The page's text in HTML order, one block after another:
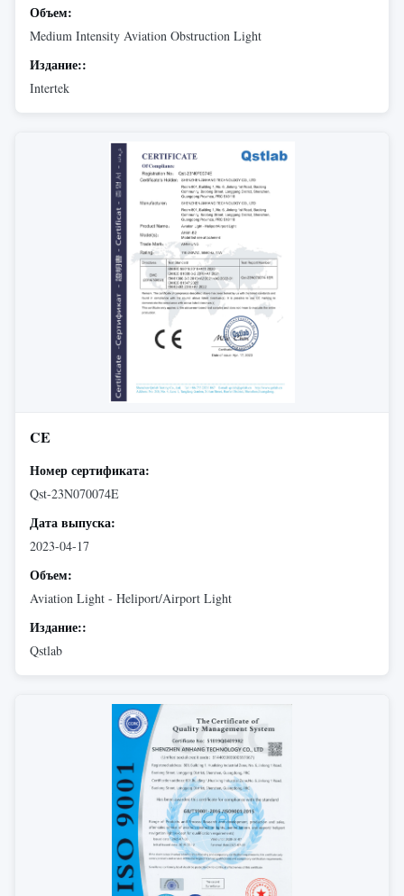
Объем:
Medium Intensity Aviation Obstruction Light
Издание::
Intertek
CE
Номер сертификата:
Qst-23N070074E
Дата выпуска:
2023-04-17
Объем:
Aviation Light - Heliport/Airport Light
Издание::
Qstlab